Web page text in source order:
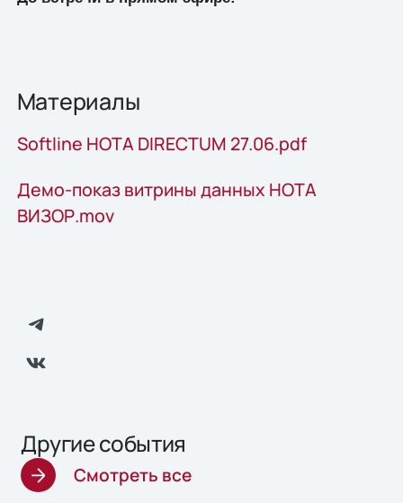
Материалы
Softline HOTA DIRECTUM 27.06.pdf
Демо-показ витрины данных НОТА
ВИЗОР.mov
Другие события
Смотреть все